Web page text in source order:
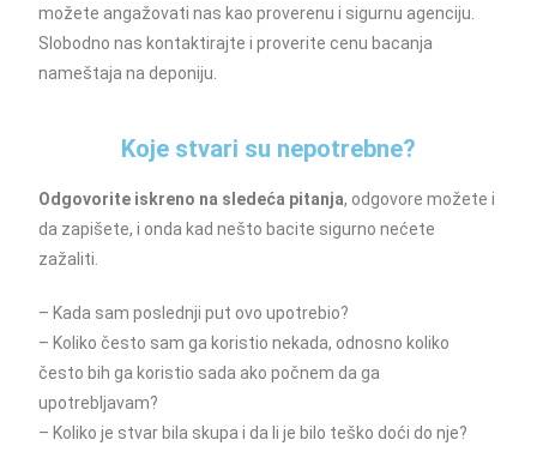
možete angažovati nas kao proverenu i sigurnu agenciju.
Slobodno nas kontaktirajte i proverite cenu bacanja
nameštaja na deponiju.
Koje stvari su nepotrebne?
Odgovorite iskreno na sledeća pitanja, odgovore možete i
da zapišete, i onda kad nešto bacite sigurno nećete
zažaliti.
– Kada sam poslednji put ovo upotrebio?
– Koliko često sam ga koristio nekada, odnosno koliko
često bih ga koristio sada ako počnem da ga
upotrebljavam?
– Koliko je stvar bila skupa i da li je bilo teško doći do nje?